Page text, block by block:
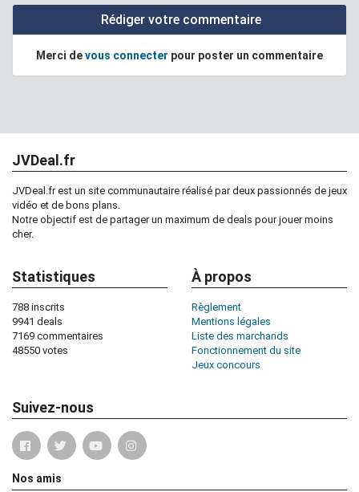
Rédiger votre commentaire
Merci devous connecter pour poster un commentaire
JVDeal.fr
JVDeal.fr est un site communautaire réalisé par deux passionnés de jeux
vidéo et de bons plans.
Notre objectif est de partager un maximum de deals pour jouer moins
cher.
Statistiques
788 inscrits
9941 deals
7169 commentaires
48550 votes
À propos
Règlement
Mentions légales
Liste des marchands
Fonctionnement du site
Jeux concours
Suivez-nous
Nos amis